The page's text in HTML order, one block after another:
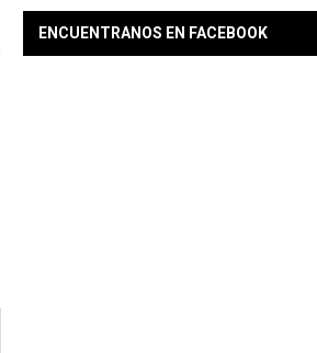
ENCUENTRANOS EN FACEBOOK